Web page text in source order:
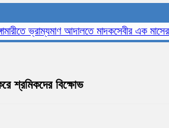
ভ্রাম্যমাণ আদালতে মাদকসেবীর এক মাসের
শ্রমিকদের বিক্ষোভ